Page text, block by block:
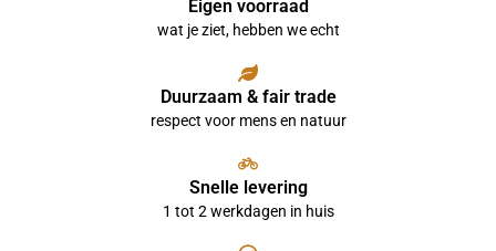
Eigen voorraad
wat je ziet, hebben we echt
Duurzaam & fair trade
respect voor mens en natuur
Snelle levering
1 tot 2 werkdagen in huis